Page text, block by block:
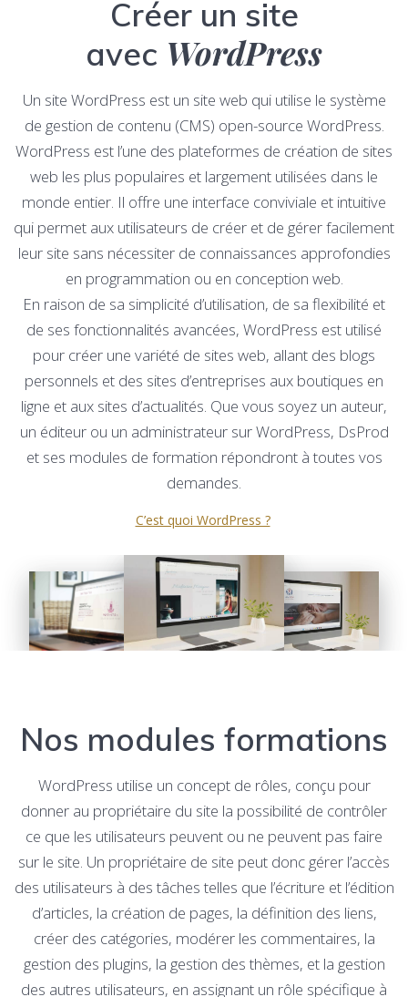
Créer un site
avec WordPress
Un site WordPress est un site web qui utilise le système
de gestion de contenu (CMS) open-source WordPress.
WordPress est l’une des plateformes de création de sites
web les plus populaires et largement utilisées dans le
monde entier. Il offre une interface conviviale et intuitive
qui permet aux utilisateurs de créer et de gérer facilement
leur site sans nécessiter de connaissances approfondies
en programmation ou en conception web.
En raison de sa simplicité d’utilisation, de sa flexibilité et
de ses fonctionnalités avancées, WordPress est utilisé
pour créer une variété de sites web, allant des blogs
personnels et des sites d’entreprises aux boutiques en
ligne et aux sites d’actualités. Que vous soyez un auteur,
un éditeur ou un administrateur sur WordPress, DsProd
et ses modules de formation répondront à toutes vos
demandes.
C’est quoi WordPress ?
Nos modules formations
WordPress utilise un concept de rôles, conçu pour
donner au propriétaire du site la possibilité de contrôler
ce que les utilisateurs peuvent ou ne peuvent pas faire
sur le site. Un propriétaire de site peut donc gérer l’accès
des utilisateurs à des tâches telles que l’écriture et l’édition
d’articles, la création de pages, la définition des liens,
créer des catégories, modérer les commentaires, la
gestion des plugins, la gestion des thèmes, et la gestion
des autres utilisateurs, en assignant un rôle spécifique à